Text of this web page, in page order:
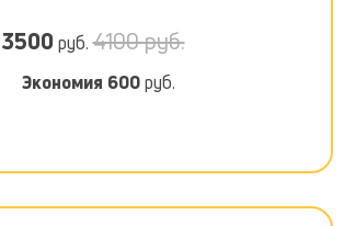
3500 руб.4100 руб.
Экономия 600руб.